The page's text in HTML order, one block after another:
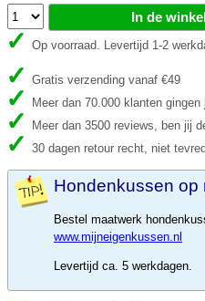
In de
Op voorraad. Levertijd 1-2
Gratis verzending vanaf €49
Meer dan 70.000 klanten gingen
Meer dan 3500 reviews, ben jij
30 dagen retour recht, niet
Hondenkussen op
Bestel maatwerk
www.mijneigenkussen.nl
Levertijd ca. 5 werkdagen.